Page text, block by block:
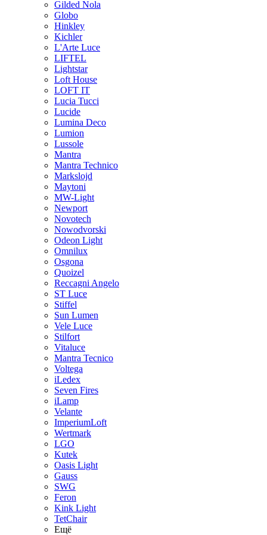
Gilded Nola
Globo
Hinkley
Kichler
L'Arte Luce
LIFTEL
Lightstar
Loft House
LOFT IT
Lucia Tucci
Lucide
Lumina Deco
Lumion
Lussole
Mantra
Mantra Technico
Markslojd
Maytoni
MW-Light
Newport
Novotech
Nowodvorski
Odeon Light
Omnilux
Osgona
Quoizel
Reccagni Angelo
ST Luce
Stiffel
Sun Lumen
Vele Luce
Stilfort
Vitaluce
Mantra Tecnico
Voltega
iLedex
Seven Fires
iLamp
Velante
ImperiumLoft
Wertmark
LGO
Kutek
Oasis Light
Gauss
SWG
Feron
Kink Light
TetСhair
Ещё